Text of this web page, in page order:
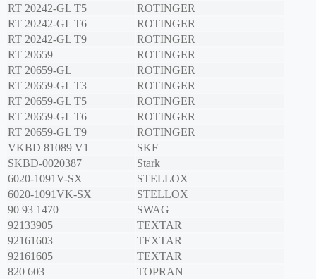
RT 20242-GL T5
ROTINGER
RT 20242-GL T6
ROTINGER
RT 20242-GL T9
ROTINGER
RT 20659
ROTINGER
RT 20659-GL
ROTINGER
RT 20659-GL T3
ROTINGER
RT 20659-GL T5
ROTINGER
RT 20659-GL T6
ROTINGER
RT 20659-GL T9
ROTINGER
VKBD 81089 V1
SKF
SKBD-0020387
Stark
6020-1091V-SX
STELLOX
6020-1091VK-SX
STELLOX
90 93 1470
SWAG
92133905
TEXTAR
92161603
TEXTAR
92161605
TEXTAR
820 603
TOPRAN